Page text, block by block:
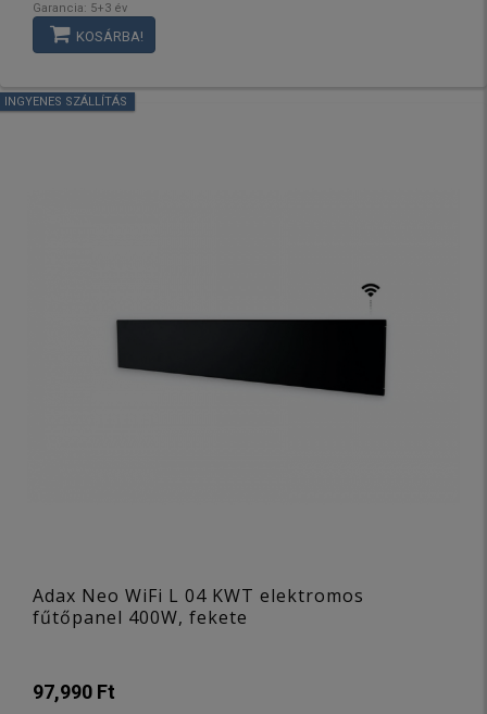
Garancia: 5+3 év
KOSÁRBA!
INGYENES SZÁLLÍTÁS
Adax Neo WiFi L 04 KWT elektromos
fűtőpanel 400W, fekete
97,990 Ft